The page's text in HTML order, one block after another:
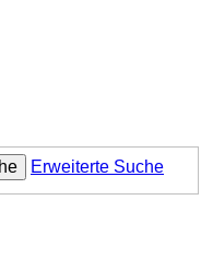
Erweiterte Suche